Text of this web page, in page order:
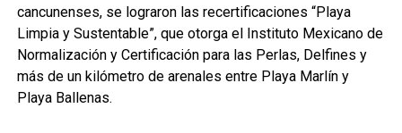
cancunenses, se lograron las recertificaciones “Playa
Limpia y Sustentable”, que otorga el Instituto Mexicano de
Normalización y Certificación para las Perlas, Delfines y
más de un kilómetro de arenales entre Playa Marlín y
Playa Ballenas.